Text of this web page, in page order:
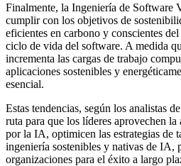
Finalmente, la Ingeniería de Software
cumplir con los objetivos de
eficientes en carbono y conscientes
ciclo de vida del software. A medida
incrementa las cargas de trabajo
aplicaciones sostenibles y
esencial.
Estas tendencias, según los analistas
ruta para que los líderes aprovechen
por la IA, optimicen las estrategias de
ingeniería sostenibles y nativas de IA,
organizaciones para el éxito a largo